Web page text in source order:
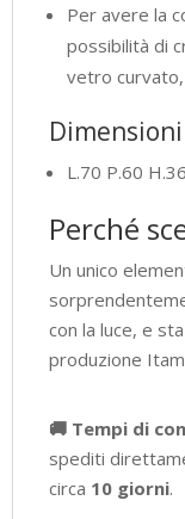
Per avere la
possibilità di
vetro curvato,
Dimensioni
L.70 P.60
Perché
Un unico
con la luce, e
produzione
🚚 Tempi di
spediti
circa 10 giorni.